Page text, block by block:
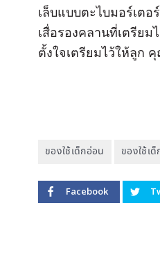
เล็บแบบตะไบมอร์เต
เสื่อรองคลานที่เตรียม
ตั้งใจเตรียมไว้ให้ลูก
ของใช้เด็กอ่อน ของใช้เ
Facebook